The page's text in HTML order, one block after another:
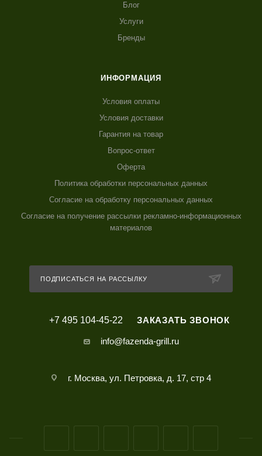
Блог
Услуги
Бренды
ИНФОРМАЦИЯ
Условия оплаты
Условия доставки
Гарантия на товар
Вопрос-ответ
Оферта
Политика обработки персональных данных
Согласие на обработку персональных данных
Согласие на получение рассылки рекламно-информационных
материалов
ПОДПИСАТЬСЯ НА РАССЫЛКУ
+7 495 104-45-22 ЗАКАЗАТЬ ЗВОНОК
info@fazenda-grill.ru
г. Москва, ул. Петровка, д. 17, стр 4